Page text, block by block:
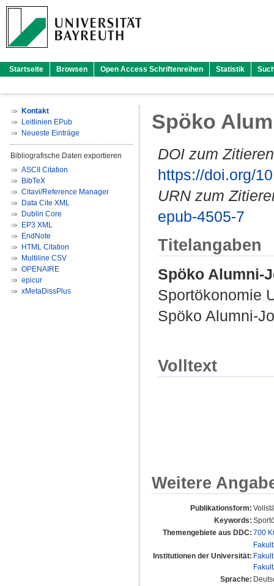
Startseite Browsen Open Access Schriftenreihen Statistik
Kontakt
Leitlinien EPub
Neueste Einträge
Bibliografische Daten exportieren
ASCII Citation
BibTeX
Citavi/Reference Manager
Data Cite XML
Dublin Core
EP3 XML
EndNote
HTML Citation
Multiline CSV
OPENAIRE
epicur
xMetaDissPlus
Spöko
DOI zum
https://doi.org/
URN zum
epub-4505-7
Titelangaben
Spöko Alumni-
Sportökonomie
Spöko Alumni-
Volltext
Weitere
Publikationsform:
Keywords:
Themengebiete aus DDC: 700
Institutionen der Universität:
Sprache: